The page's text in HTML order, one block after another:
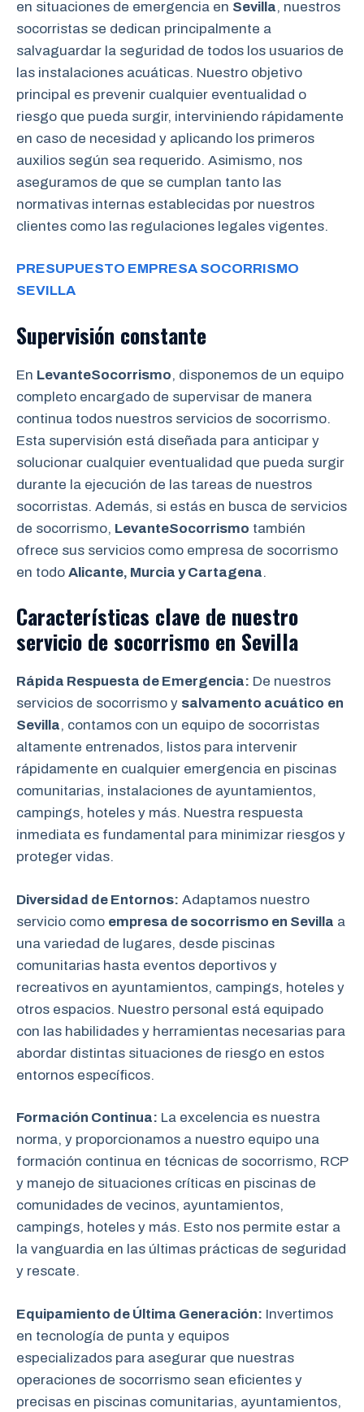
en situaciones de emergencia en Sevilla, nuestros
socorristas se dedican principalmente a
salvaguardar la seguridad de todos los usuarios de
las instalaciones acuáticas. Nuestro objetivo
principal es prevenir cualquier eventualidad o
riesgo que pueda surgir, interviniendo rápidamente
en caso de necesidad y aplicando los primeros
auxilios según sea requerido. Asimismo, nos
aseguramos de que se cumplan tanto las
normativas internas establecidas por nuestros
clientes como las regulaciones legales vigentes.
PRESUPUESTO EMPRESA SOCORRISMO
SEVILLA
Supervisión constante
En LevanteSocorrismo, disponemos de un equipo
completo encargado de supervisar de manera
continua todos nuestros servicios de socorrismo.
Esta supervisión está diseñada para anticipar y
solucionar cualquier eventualidad que pueda surgir
durante la ejecución de las tareas de nuestros
socorristas. Además, si estás en busca de servicios
de socorrismo, LevanteSocorrismo también
ofrece sus servicios como empresa de socorrismo
en todo Alicante, Murcia y Cartagena.
Características clave de nuestro
servicio de socorrismo en Sevilla
Rápida Respuesta de Emergencia: De nuestros
servicios de socorrismo y salvamento acuático en
Sevilla, contamos con un equipo de socorristas
altamente entrenados, listos para intervenir
rápidamente en cualquier emergencia en piscinas
comunitarias, instalaciones de ayuntamientos,
campings, hoteles y más. Nuestra respuesta
inmediata es fundamental para minimizar riesgos y
proteger vidas.
Diversidad de Entornos: Adaptamos nuestro
servicio como empresa de socorrismo en Sevilla a
una variedad de lugares, desde piscinas
comunitarias hasta eventos deportivos y
recreativos en ayuntamientos, campings, hoteles y
otros espacios. Nuestro personal está equipado
con las habilidades y herramientas necesarias para
abordar distintas situaciones de riesgo en estos
entornos específicos.
Formación Continua: La excelencia es nuestra
norma, y proporcionamos a nuestro equipo una
formación continua en técnicas de socorrismo, RCP
y manejo de situaciones críticas en piscinas de
comunidades de vecinos, ayuntamientos,
campings, hoteles y más. Esto nos permite estar a
la vanguardia en las últimas prácticas de seguridad
y rescate.
Equipamiento de Última Generación: Invertimos
en tecnología de punta y equipos
especializados para asegurar que nuestras
operaciones de socorrismo sean eficientes y
precisas en piscinas comunitarias, ayuntamientos,